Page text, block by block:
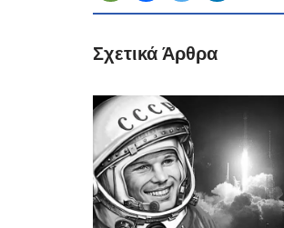
Σχετικά Άρθρα